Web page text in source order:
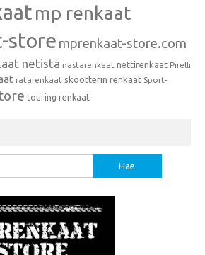
mp renkaat
store mprenkaat-store.com
netistä nastarenkaat nettirenkaat Pirelli
ratarenkaat skootterin renkaat Sport-
touring renkaat